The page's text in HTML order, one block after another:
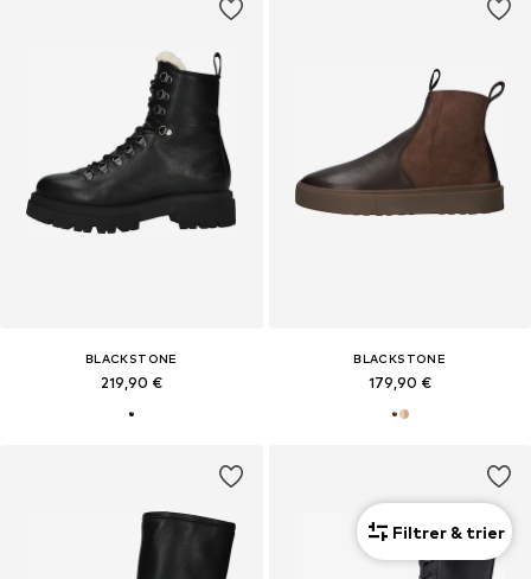
BLACKSTONE
219,90 €
BLACKSTONE
179,90 €
Filtrer & trier